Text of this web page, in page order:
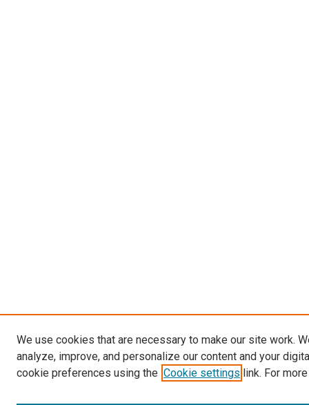
We use cookies that are necessary to make our site work.
analyze, improve, and personalize our content and your
cookie preferences using the Cookie settings link. For